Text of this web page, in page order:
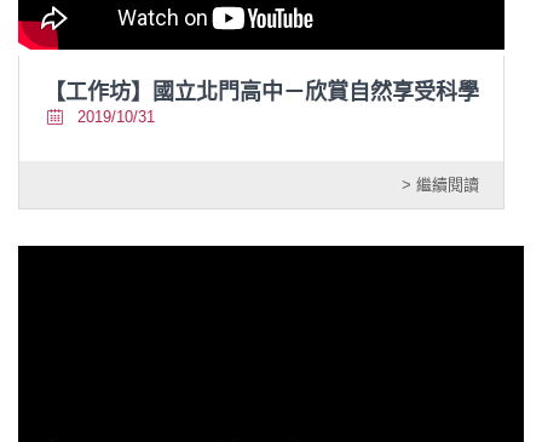
【工作坊】國立北門高中－欣賞自然享受科學
2019/10/31
> 繼續閱讀